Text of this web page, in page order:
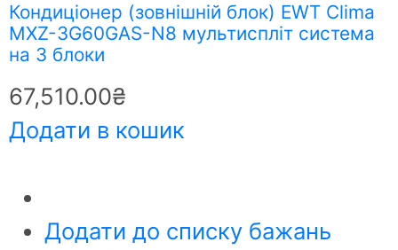
Кондиціонер (зовнішній блок) EWT Clima
MXZ-3G60GAS-N8 мультиспліт система
на 3 блоки
67,510.00₴
Додати в кошик
Додати до списку бажань